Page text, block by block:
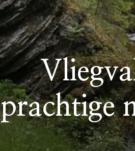
prachtige